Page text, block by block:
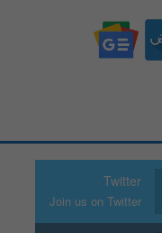
Twitter
Join us on Twitter